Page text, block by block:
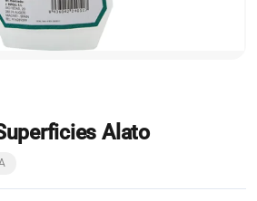
Alato